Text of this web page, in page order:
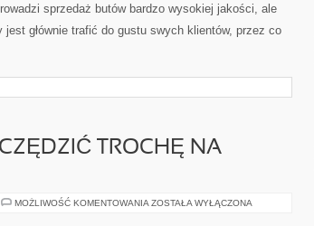
sprzedaż butów bardzo wysokiej jakości, ale
głównie trafić do gustu swych klientów, przez co
TROCHĘ NA
MOŻLIWOŚĆ KOMENTOWANIA JAK
ZOSTAŁA WYŁĄCZONA